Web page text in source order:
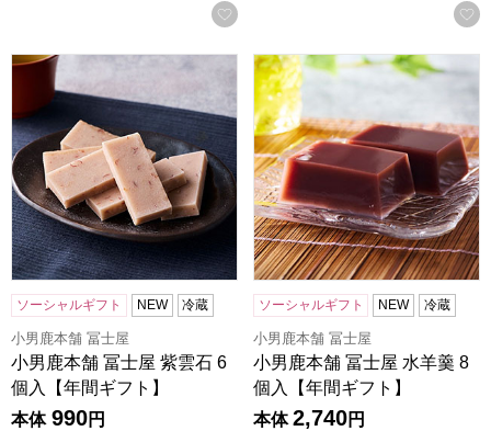
お気に入りに登録する
小男鹿本舗 冨士屋 紫雲石 6個入【年間ギフト】
ソーシャルギフト NEW 冷蔵
小男鹿本舗 冨士屋
小男鹿本舗 冨士屋 紫雲石 6
個入【年間ギフト】
本体 990円
小男鹿本舗 冨士屋 水羊羹 8
ソーシャルギフト NEW 冷蔵
小男鹿本舗 冨士屋
小男鹿本舗 冨士屋 水羊羹 8
個入【年間ギフト】
本体 2,740円